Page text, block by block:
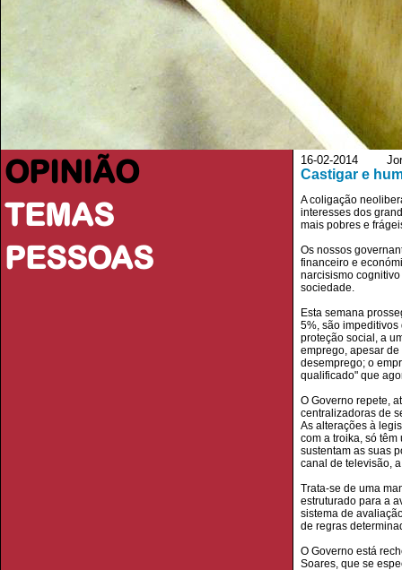
OPINIÃO
TEMAS
PESSOAS
16-02-2014
Castigar e
A coligação
interesses dos
mais pobres e
Os nossos
financeiro e
narcisismo
sociedade.
Esta semana
5%, são
proteção social, a
emprego, apesar
desemprego; o
qualificado" que
O Governo repete,
centralizadoras de
As alterações à
com a troika, só
sustentam as suas
canal de televisão,
Trata-se de uma
estruturado para a
sistema de
de regras
O Governo está
Soares, que se